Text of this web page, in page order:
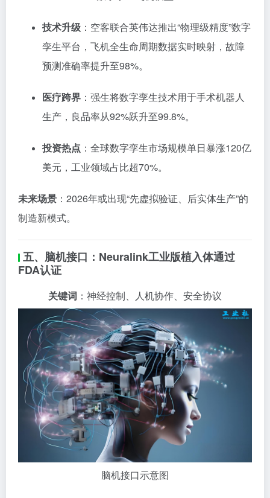
技术升级 ：空客联合英伟达推出“物理级精度”数字
孪生平台，飞机全生命周期数据实时映射，故障
预测准确率提升至98%。
医疗跨界 ：强生将数字孪生技术用于手术机器人
生产，良品率从92%跃升至99.8%。
投资热点 ：全球数字孪生市场规模单日暴涨120亿
美元，工业领域占比超70%。
未来场景 ：2026年或出现“先虚拟验证、后实体生产”的
制造新模式。
五、脑机接口：Neuralink工业版植入体通过
FDA认证
关键词 ：神经控制、人机协作、安全协议
脑机接口示意图